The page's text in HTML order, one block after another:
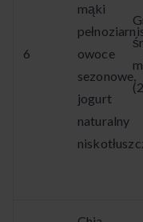
6
mąki
owoce
sezonowe,
jogurt
naturalny